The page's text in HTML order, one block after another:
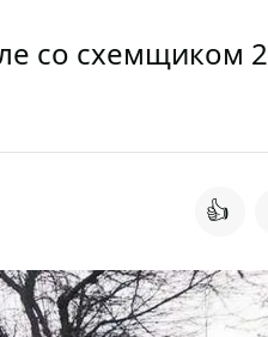
со схемщиком 2
👍